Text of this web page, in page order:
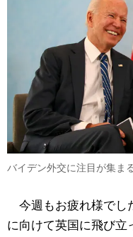
バイデン外交に注目が集ま
今週もお疲れ様でし
に向けて英国に飛び立